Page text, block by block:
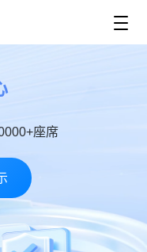
座席